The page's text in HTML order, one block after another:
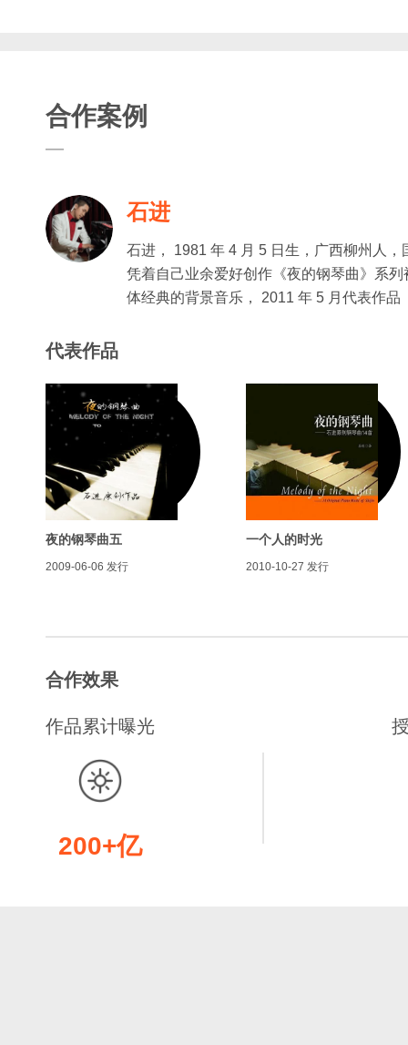
合作案例
石进
石进， 1981 年 4 月 5 日生，广西柳州人
凭着自己业余爱好创作《夜的钢琴曲》系
体经典的背景音乐， 2011 年 5 月代表作
代表作品
夜的钢琴曲五
2009-06-06 发行
一个人的时光
2010-10-27 发行
合作效果
作品累计曝光
200+亿